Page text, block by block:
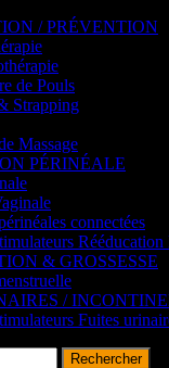
/ PRÉVENTION
de Pouls
Strapping
Massage
PÉRINÉALE
connectées
Rééducation
& GROSSESSE
/
Fuites
Rechercher